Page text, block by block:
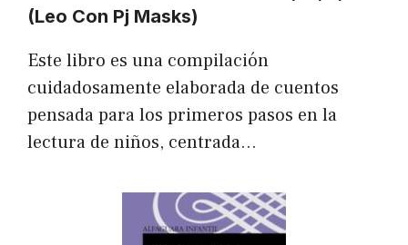
(Leo Con Pj Masks)
Este libro es una compilación
cuidadosamente elaborada de cuentos
pensada para los primeros pasos en la
lectura de niños, centrada…